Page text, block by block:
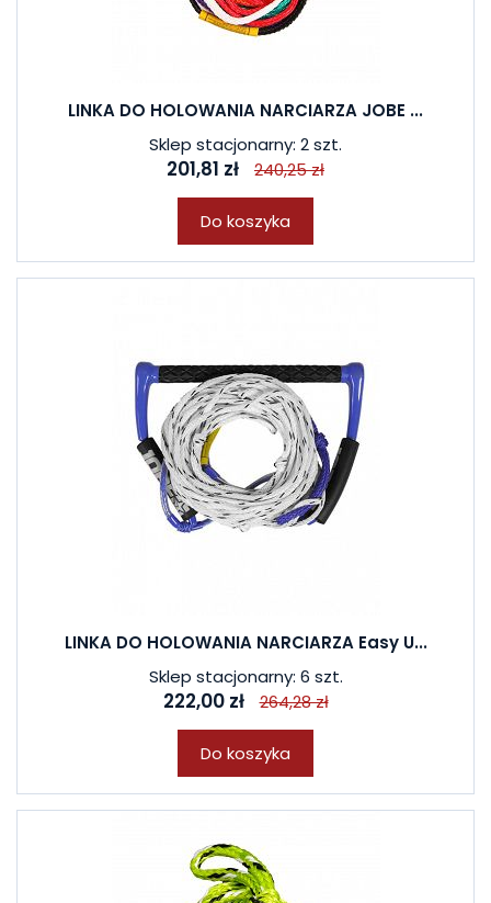
LINKA DO HOLOWANIA NARCIARZA JOBE ...
Sklep stacjonarny: 2 szt.
201,81 zł 240,25 zł
Do koszyka
LINKA DO HOLOWANIA NARCIARZA Easy U...
Sklep stacjonarny: 6 szt.
222,00 zł 264,28 zł
Do koszyka